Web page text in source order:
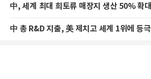
中, 세계 최대 희토류 매장지 생산 50% 확대
中 총 R&D 지출, 美 제치고 세계 1위에 등극